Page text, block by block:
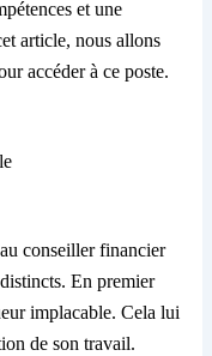
et une
article, nous allons
accéder à ce poste.
au conseiller financier
distincts. En premier
implacable. Cela lui
de son travail.